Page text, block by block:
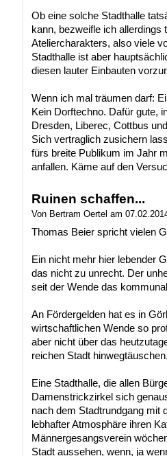
Ob eine solche Stadthalle
kann, bezweifle ich allerdings
Ateliercharakters, also viele
Stadthalle ist aber
diesen lauter Einbauten
Wenn ich mal träumen darf:
Kein Dorftechno. Dafür gute,
Dresden, Liberec, Cottbus
Sich vertraglich zusichern
fürs breite Publikum im Jahr
anfallen. Käme auf den
Ruinen schaffen...
Von Bertram Oertel am
Thomas Beier spricht vielen
Ein nicht mehr hier lebender
das nicht zu unrecht. Der
seit der Wende das
An Fördergelden hat es in
wirtschaftlichen Wende so
aber nicht über das
reichen Stadt hinwegtäuschen.
Eine Stadthalle, die allen
Damenstrickzirkel sich
nach dem Stadtrundgang mit
lebhafter Atmosphäre ihren
Männergesangsverein
Stadt aussehen, wenn, ja